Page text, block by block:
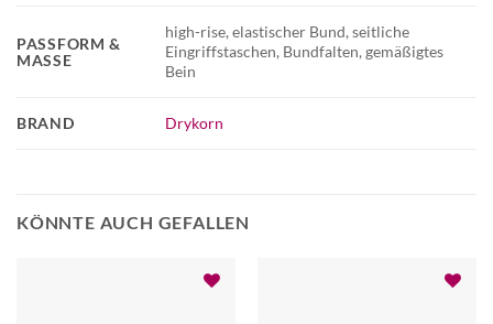
BRAND Drykorn
PASSFORM &
MASSE
high-rise, elastischer Bund, seitliche
Eingriffstaschen, Bundfalten, gemäßigtes
Bein
KÖNNTE AUCH GEFALLEN